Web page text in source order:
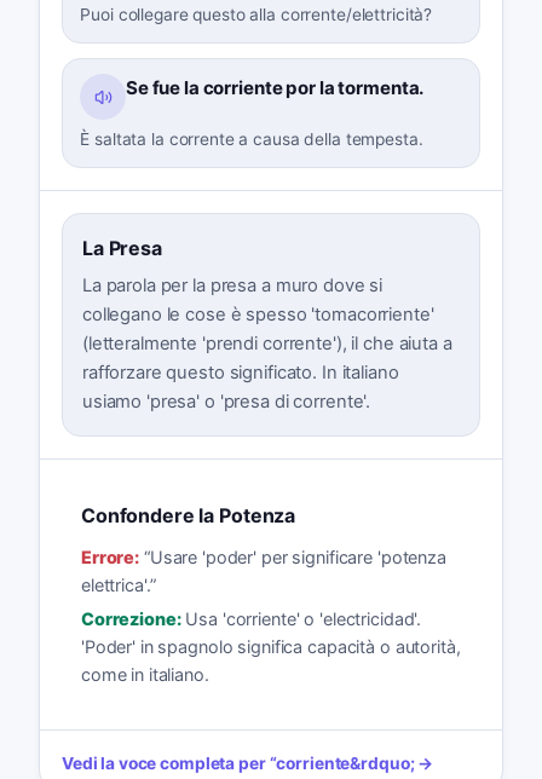
Puoi collegare questo alla corrente/elettricità?
Se fue la corriente por la tormenta.
È saltata la corrente a causa della tempesta.
La Presa
La parola per la presa a muro dove si
collegano le cose è spesso 'tomacorriente'
(letteralmente 'prendi corrente'), il che aiuta a
rafforzare questo significato. In italiano
usiamo 'presa' o 'presa di corrente'.
Confondere la Potenza
Errore: “Usare 'poder' per significare 'potenza
elettrica'.”
Correzione: Usa 'corriente' o 'electricidad'.
'Poder' in spagnolo significa capacità o autorità,
come in italiano.
Vedi la voce completa per“corriente&rdquo; →